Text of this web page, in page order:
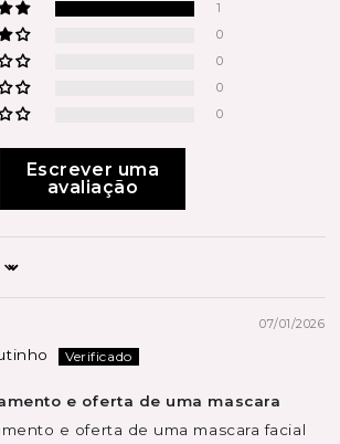
1
0
0
0
0
Escrever uma
avaliação
07/01/2026
e oferta de uma mascara
e oferta de uma mascara facial